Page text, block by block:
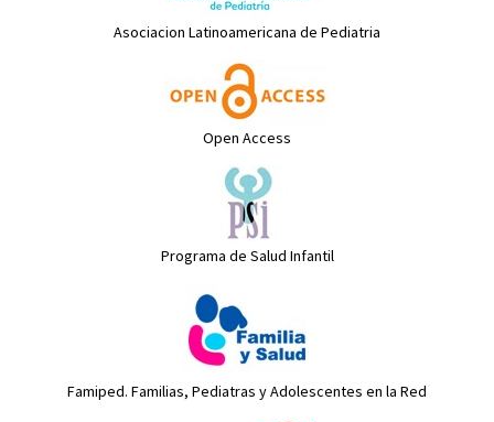
Asociacion Latinoamericana de Pediatria
Open Access
Programa de Salud Infantil
Famiped. Familias, Pediatras y Adolescentes en la Red